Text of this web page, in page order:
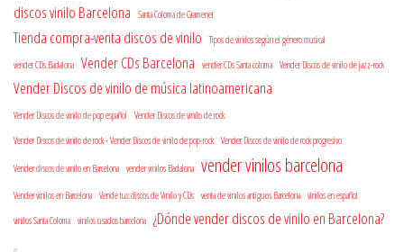
discos vinilo Barcelona Santa Coloma de Gramenet
Tienda compra-venta discos de vinilo
Tipos de vinilos según el género musical
vender CDs Badalona Vender CDs Barcelona vender CDs Santa coloma Vender Discos de vinilo de jazz-rock
Vender Discos de vinilo de música latinoamericana
Vender Discos de vinilo de pop español
Vender Discos de vinilo de rock
Vender Discos de vinilo de rock - Vender Discos de vinilo de pop-rock Vender Discos de vinilo de rock progresivo
Vender discos de vinilo en Barcelona vender vinilos Badalona vender vinilos barcelona
Vender vinilos en Barcelona Vende tus discos de Vinilo y CDs venta de vinilos antiguos Barcelona vinilos en español
vinilos Santa Coloma vinilos usados barcelona ¿Dónde vender discos de vinilo en Barcelona?